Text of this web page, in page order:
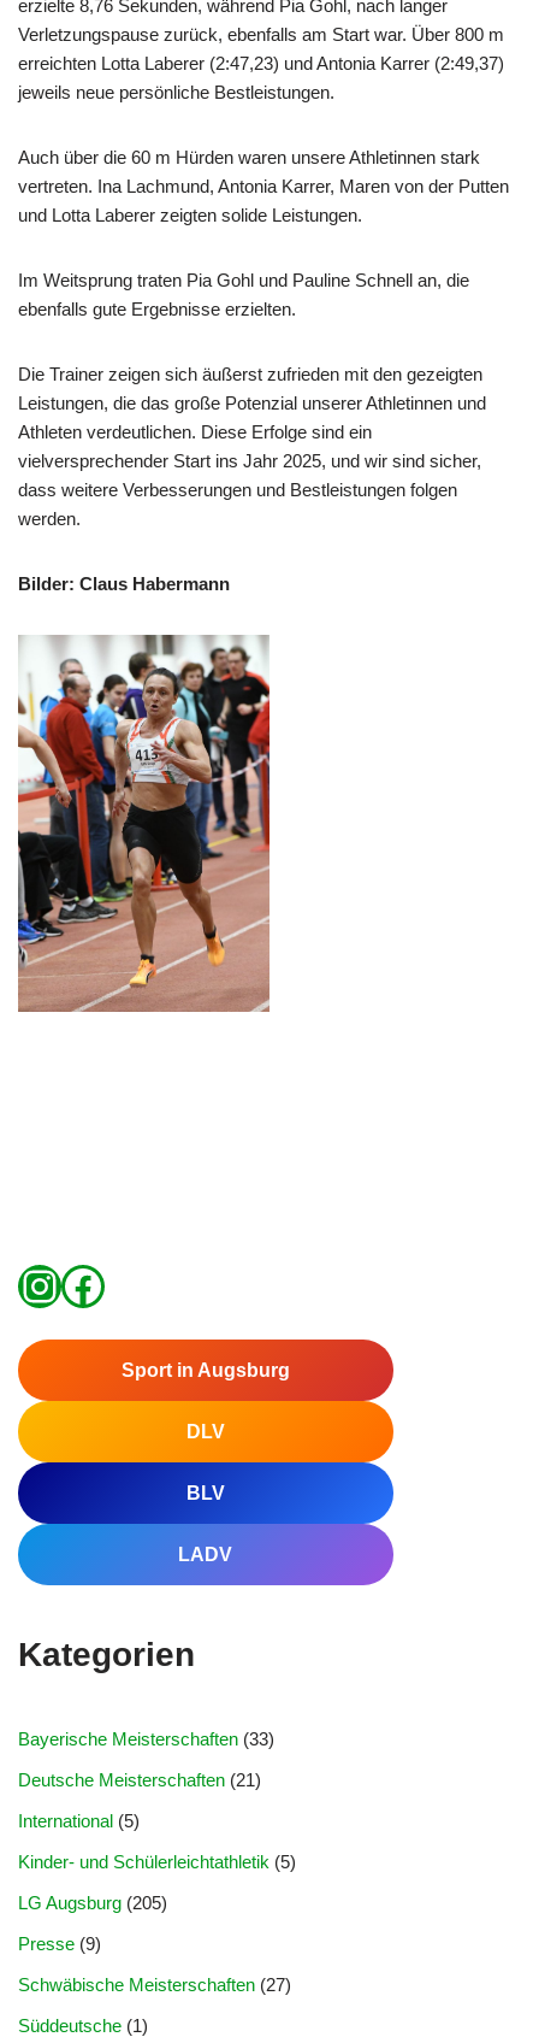
erzielte 8,76 Sekunden, während Pia Gohl, nach langer
Verletzungspause zurück, ebenfalls am Start war. Über 800 m
erreichten Lotta Laberer (2:47,23) und Antonia Karrer (2:49,37)
jeweils neue persönliche Bestleistungen.
Auch über die 60 m Hürden waren unsere Athletinnen stark
vertreten. Ina Lachmund, Antonia Karrer, Maren von der Putten
und Lotta Laberer zeigten solide Leistungen.
Im Weitsprung traten Pia Gohl und Pauline Schnell an, die
ebenfalls gute Ergebnisse erzielten.
Die Trainer zeigen sich äußerst zufrieden mit den gezeigten
Leistungen, die das große Potenzial unserer Athletinnen und
Athleten verdeutlichen. Diese Erfolge sind ein
vielversprechender Start ins Jahr 2025, und wir sind sicher,
dass weitere Verbesserungen und Bestleistungen folgen
werden.
Bilder: Claus Habermann
Sport in Augsburg
DLV
BLV
LADV
Kategorien
Bayerische Meisterschaften (33)
Deutsche Meisterschaften (21)
International (5)
Kinder- und Schülerleichtathletik (5)
LG Augsburg (205)
Presse (9)
Schwäbische Meisterschaften (27)
Süddeutsche (1)